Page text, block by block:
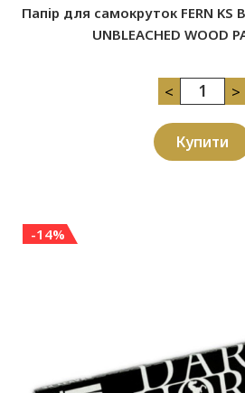
Папір для самокруток FERN KS
UNBLEACHED WOOD
< >
Купити
-14%